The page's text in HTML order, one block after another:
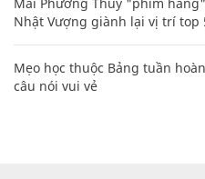
Nhật Vượng giành lại vị trí
Mẹo học thuộc Bảng tuần
câu nói vui vẻ